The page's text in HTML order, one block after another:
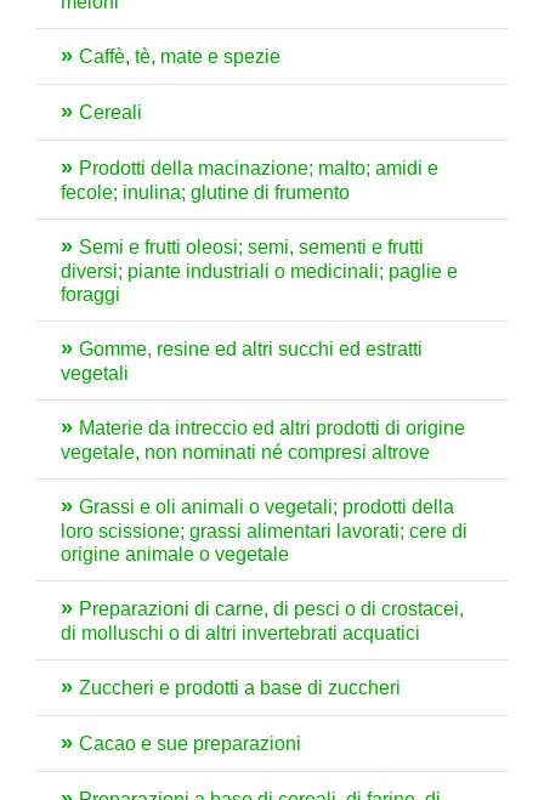
Caffè, tè, mate e spezie
Cereali
Prodotti della macinazione; malto; amidi e
fecole; inulina; glutine di frumento
Semi e frutti oleosi; semi, sementi e frutti
diversi; piante industriali o medicinali; paglie e
foraggi
Gomme, resine ed altri succhi ed estratti
vegetali
Materie da intreccio ed altri prodotti di origine
vegetale, non nominati né compresi altrove
Grassi e oli animali o vegetali; prodotti della
loro scissione; grassi alimentari lavorati; cere di
origine animale o vegetale
Preparazioni di carne, di pesci o di crostacei,
di molluschi o di altri invertebrati acquatici
Zuccheri e prodotti a base di zuccheri
Cacao e sue preparazioni